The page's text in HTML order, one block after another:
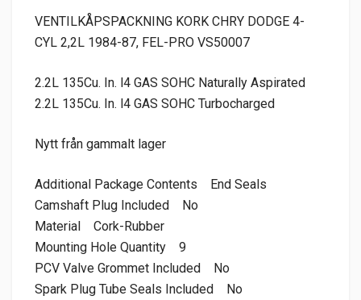
VENTILKÅPSPACKNING KORK CHRY DODGE 4-
CYL 2,2L 1984-87, FEL-PRO VS50007
2.2L 135Cu. In. l4 GAS SOHC Naturally Aspirated
2.2L 135Cu. In. l4 GAS SOHC Turbocharged
Nytt från gammalt lager
Additional Package Contents
End Seals
Camshaft Plug Included
No
Material
Cork-Rubber
Mounting Hole Quantity
9
PCV Valve Grommet Included
No
Spark Plug Tube Seals Included
No